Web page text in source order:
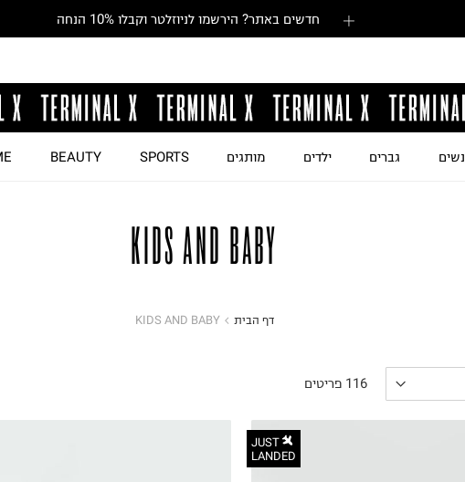
חדשים באתר? הירשמו לניוזלטר וקבלו 10% הנחה
נשים גברים ילדים מותגים SPORTS
BEAUTY
KIDS AND BABY
דף הבית KIDS AND BABY
116 פריטים
JUST
LANDED